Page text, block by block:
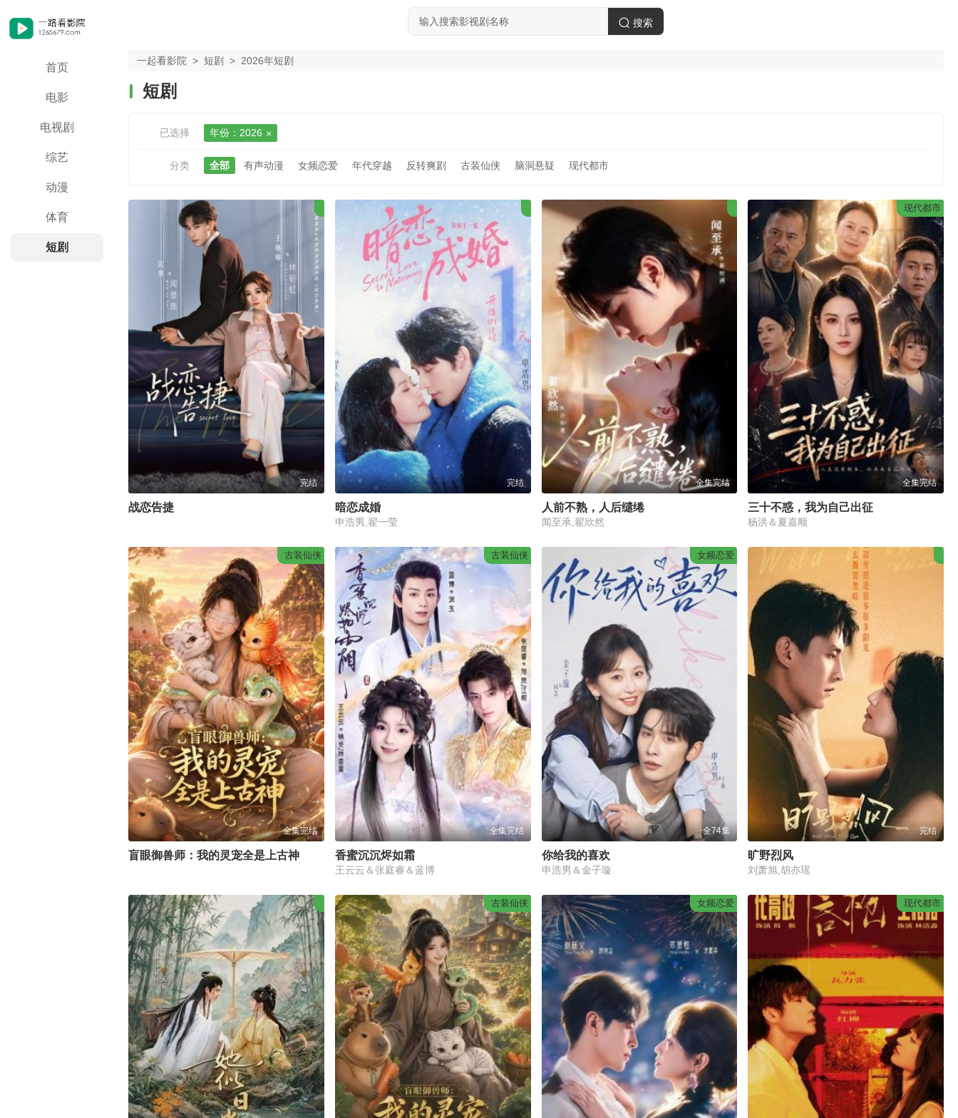
首页
电影
电视剧
综艺
动漫
体育
短剧
搜索
一起看影院 > 短剧 > 2026年短剧
短剧
已选择 年份：2026
分类 全部 有声动漫 女频恋爱 年代穿越 反转爽剧 古装仙侠 脑洞悬疑 现代都市
完结
战恋告捷
完结
暗恋成婚
申浩男,翟一莹
全集完结
人前不熟，人后缱绻
闻至承,翟欣然
现代都市
全集完结
三十不惑，我为自己出征
杨洪＆夏嘉顺
古装仙侠
全集完结
盲眼御兽师：我的灵宠全是上古神
古装仙侠
全集完结
香蜜沉沉烬如霜
王云云＆张庭睿＆蓝博
女频恋爱
全74集
你给我的喜欢
申浩男＆金子璇
完结
旷野烈风
刘萧旭,胡亦瑶
古装仙侠 女频恋爱 现代都市